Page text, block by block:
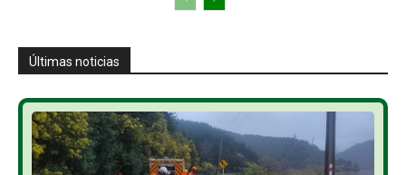
Últimas noticias